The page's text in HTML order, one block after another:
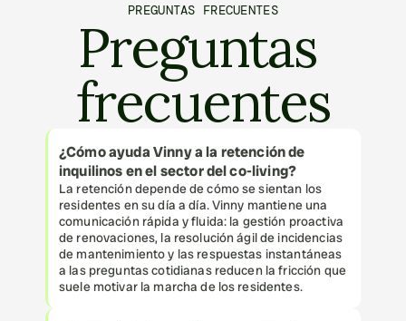
PREGUNTAS FRECUENTES
Preguntas
frecuentes
¿Cómo ayuda Vinny a la retención de
inquilinos en el sector del co-living?
La retención depende de cómo se sientan los
residentes en su día a día. Vinny mantiene una
comunicación rápida y fluida: la gestión proactiva
de renovaciones, la resolución ágil de incidencias
de mantenimiento y las respuestas instantáneas
a las preguntas cotidianas reducen la fricción que
suele motivar la marcha de los residentes.